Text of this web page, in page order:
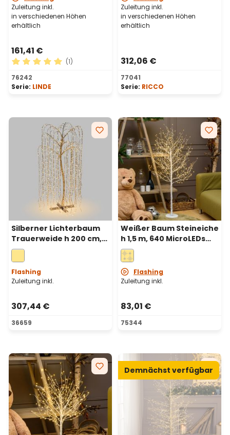
Zuleitung inkl.
in verschiedenen Höhen
erhältlich
161,41 €
Durchschnittliche Bewertung von 5 von 5 Sternen
(1)
76242
Serie: LINDE
Zuleitung inkl.
in verschiedenen Höhen
erhältlich
312,06 €
77041
Serie: RICCO
Silberner Lichterbaum
Trauerweide h 200 cm,
1024 LEDs warmweiß
Flashing
Zuleitung inkl.
307,44 €
36659
Weißer Baum Steineiche
h 1,5 m, 640 MicroLEDs
warmweiß,
Innenbereich
Flashing
Zuleitung inkl.
83,01 €
75344
Demnächst verfügbar